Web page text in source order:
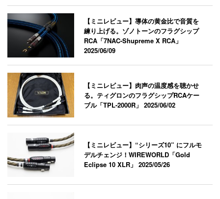
【ミニレビュー】導体の黄金比で音質を
練り上げる。ゾノトーンのフラグシップ
RCA「7NAC-Shupreme X RCA」
2025/06/09
【ミニレビュー】肉声の温度感を聴かせ
る。ティグロンのフラグシップRCAケー
ブル「TPL-2000R」2025/06/02
【ミニレビュー】“シリーズ10” にフルモ
デルチェンジ！WIREWORLD「Gold
Eclipse 10 XLR」2025/05/26